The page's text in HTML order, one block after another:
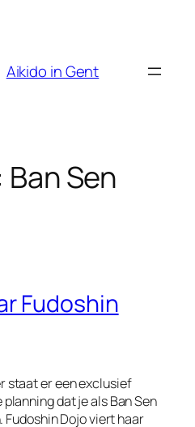
Aikido in Gent
Ban Sen
Fudoshin
staat er een exclusief
dat je als Ban Sen
Dojo viert haar